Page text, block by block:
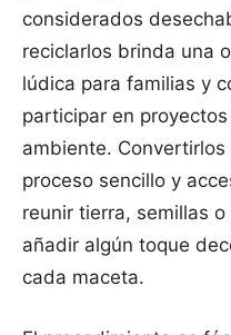
considerados
reciclarlos brinda una
lúdica para familias y
participar en
ambiente.
proceso sencillo y
reunir tierra, semillas
añadir algún toque
cada maceta.